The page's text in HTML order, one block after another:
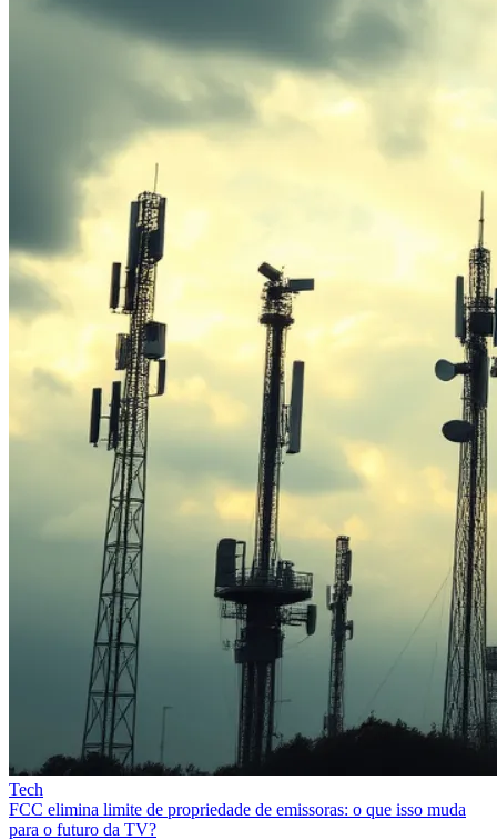
Tech
FCC elimina limite de propriedade de emissoras: o que isso muda
para o futuro da TV?